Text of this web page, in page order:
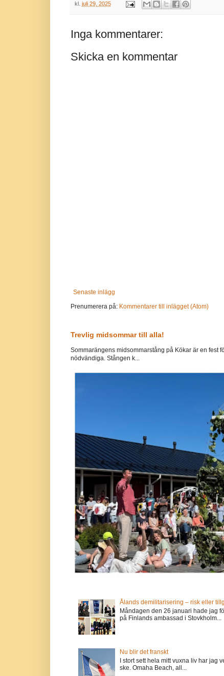
kl. juli 29, 2025
Inga kommentarer:
Skicka en kommentar
Senaste inlägg
Prenumerera på: Kommentarer till inlägget (Atom)
Trevlig midsommar till alla!
Sommarängens midsommarstång på Kökar är en fest
nödvändiga. Stången k...
Ålands demilitarisering – risk eller
Måndagen den 26 januari hade jag
på Finlands ambassad i Stovkholm...
Nu blir det franskt
I stort sett hela mitt vuxna liv har jag
ske. Omaha Beach, all...